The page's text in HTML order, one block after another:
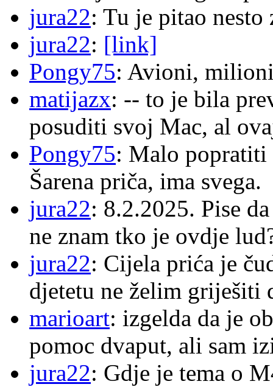
jura22: Tu je pitao
jura22: [link]
Pongy75: Avioni,
matijazx: -- to je bila
posuditi svoj Mac, al
Pongy75: Malo popratiti
Šarena priča, ima svega.
jura22: 8.2.2025. Pise
ne znam tko je ovdje
jura22: Cijela prića je
djetetu ne želim griješiti
marioart: izgelda da je
pomoc dvaput, ali sam
jura22: Gdje je tema o